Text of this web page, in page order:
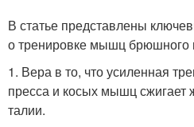
В статье представлены
о тренировке мышц брюшного
1. Вера в то, что усиленная
пресса и косых мышц сжигает
талии.